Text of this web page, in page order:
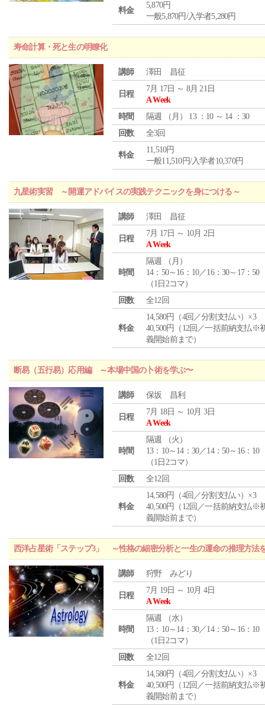
料金
5,870円
一般5,870円/入学者5,280円
寿命計算・死と生の明瞭化
講師 澤田 昌征
日程
7月 17日 ～ 8月 21日
A Week
時間
隔週 （ 月 ） 13 ：10 ～ 14 ：30
回数
全3回
料金
11,510円
一般11,510円/入学者10,370円
九星術実習 ～開運アドバイスの実践テクニックを身につける～
講師 澤田 昌征
日程
7月 17日 ～ 10月 2日
A Week
時間
隔週 （ 月 ）
14：50～16：10／16：30～17：50
（1日2コマ）
回数
全12回
料金
14,580円（4回／分割支払い）×3
40,500円（12回／一括前納支払※
義開始前まで）
断易（五行易）応用編 ～本場中国の卜術を学ぶ〜
講師 保坂 昌利
日程
7月 18日 ～ 10月 3日
A Week
時間
隔週 （火 ）
13：10～14：30／14：50～16：10
（1日2コマ）
回数
全12回
料金
14,580円（4回／分割支払い）×3
40,500円（12回／一括前納支払※
義開始前まで）
西洋占星術「ステップ3」 ～性格の細密分析と一生の運命の推理方法
講師 狩野 みどり
日程
7月 19日 ～ 10月 4日
A Week
時間
隔週 （水）
13：10～14：30／14：50～16：10
（1日2コマ）
回数
全12回
料金
14,580円（4回／分割支払い）×3
40,500円（12回／一括前納支払※
義開始前まで）